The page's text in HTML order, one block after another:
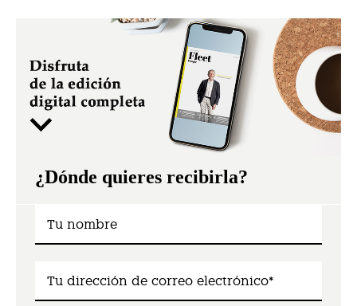
¿Dónde quieres recibirla?